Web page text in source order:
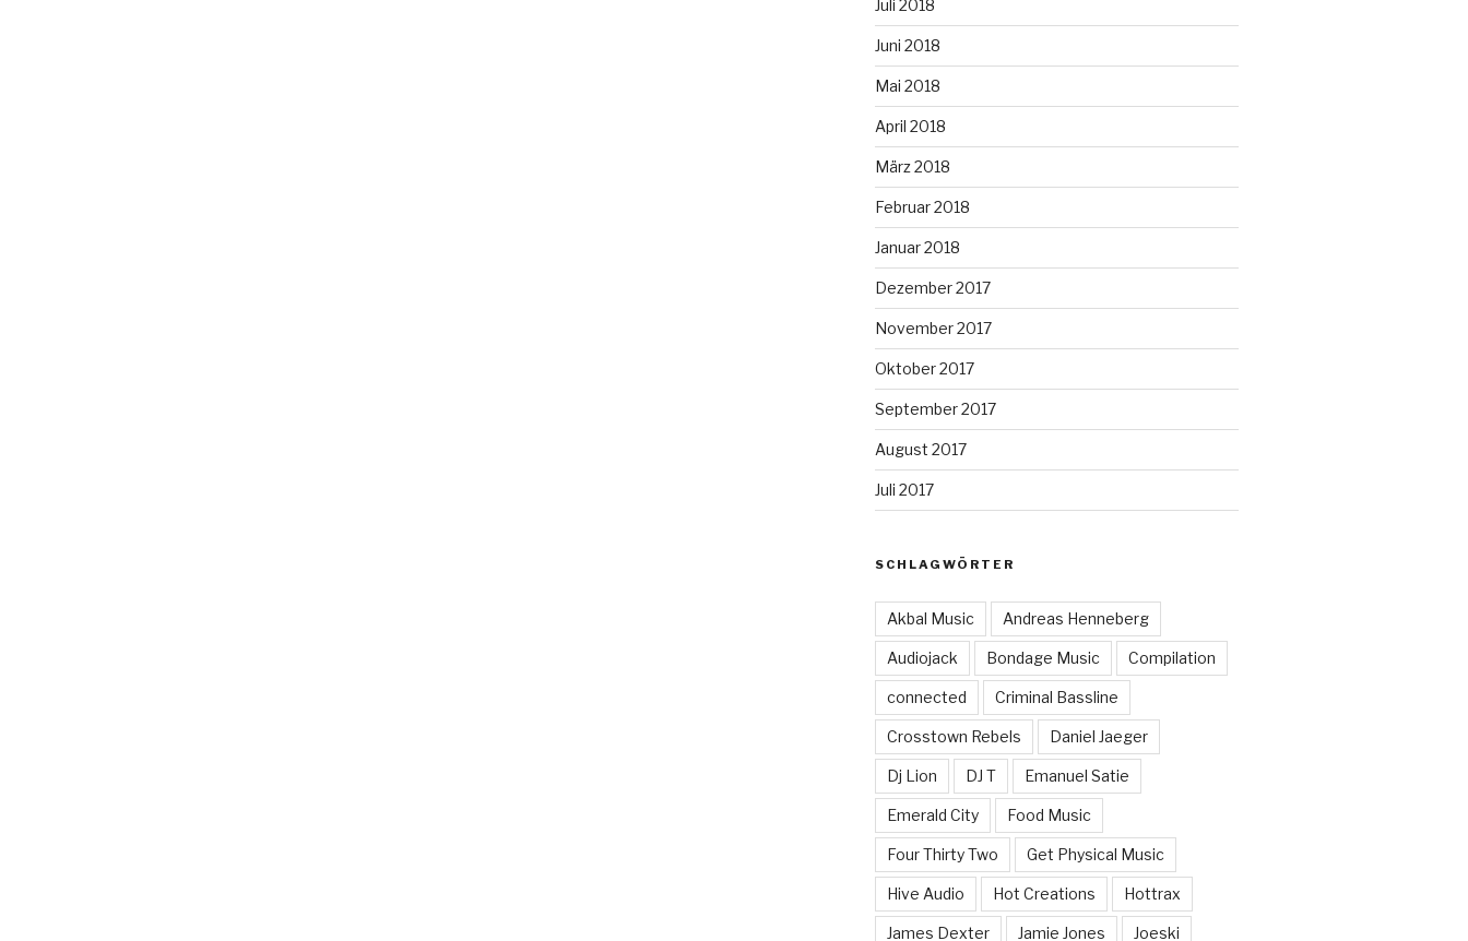
Juli 2018
Juni 2018
Mai 2018
April 2018
März 2018
Februar 2018
Januar 2018
Dezember 2017
November 2017
Oktober 2017
September 2017
August 2017
Juli 2017
SCHLAGWÖRTER
Akbal Music Andreas Henneberg
Audiojack Bondage Music Compilation
connected Criminal Bassline
Crosstown Rebels Daniel Jaeger
Dj Lion DJ T Emanuel Satie
Emerald City Food Music
Four Thirty Two Get Physical Music
Hive Audio Hot Creations Hottrax
James Dexter Jamie Jones Joeski